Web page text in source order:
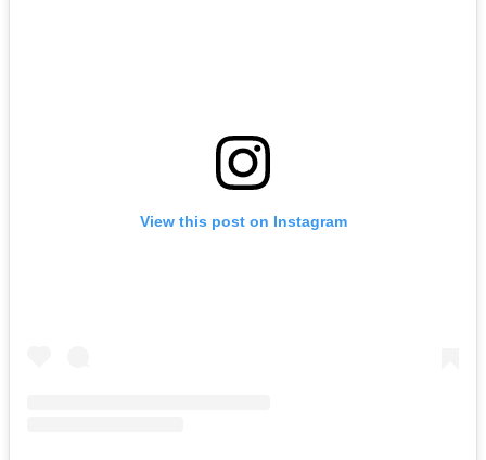
View this post on Instagram